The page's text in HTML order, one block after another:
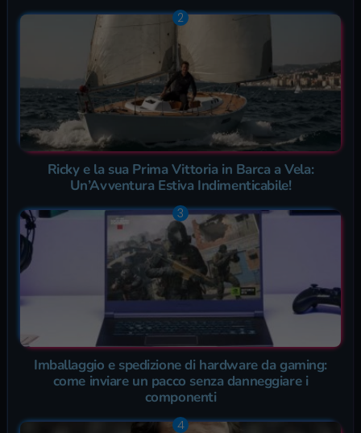
Ricky e la sua Prima Vittoria in Barca a Vela:
Un’Avventura Estiva Indimenticabile!
Imballaggio e spedizione di hardware da gaming:
come inviare un pacco senza danneggiare i
componenti